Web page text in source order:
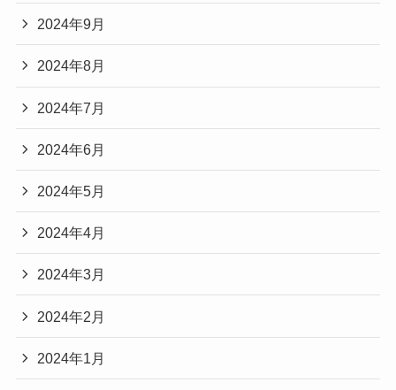
2024年9月
2024年8月
2024年7月
2024年6月
2024年5月
2024年4月
2024年3月
2024年2月
2024年1月